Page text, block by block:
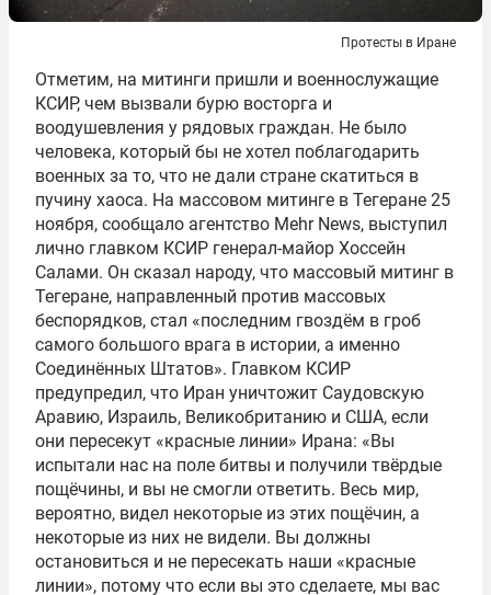
Протесты в Иране
Отметим, на митинги пришли и военнослужащие
КСИР, чем вызвали бурю восторга и
воодушевления у рядовых граждан. Не было
человека, который бы не хотел поблагодарить
военных за то, что не дали стране скатиться в
пучину хаоса. На массовом митинге в Тегеране 25
ноября, сообщало агентство Mehr News, выступил
лично главком КСИР генерал-майор Хоссейн
Салами. Он сказал народу, что массовый митинг в
Тегеране, направленный против массовых
беспорядков, стал «последним гвоздём в гроб
самого большого врага в истории, а именно
Соединённых Штатов». Главком КСИР
предупредил, что Иран уничтожит Саудовскую
Аравию, Израиль, Великобританию и США, если
они пересекут «красные линии» Ирана: «Вы
испытали нас на поле битвы и получили твёрдые
пощёчины, и вы не смогли ответить. Весь мир,
вероятно, видел некоторые из этих пощёчин, а
некоторые из них не видели. Вы должны
остановиться и не пересекать наши «красные
линии», потому что если вы это сделаете, мы вас